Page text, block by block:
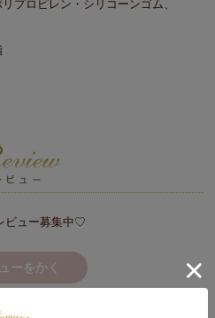
プロピレン・シリコーンゴム、
ビュー募集中♡
ーをかく